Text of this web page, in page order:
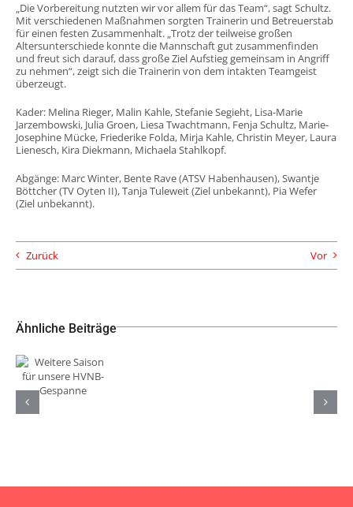
„Die Vorbereitung nutzten wir vor allem für das Team“, sagt Schultz.
Mit verschiedenen Maßnahmen sorgten Trainerin und Betreuerstab
für einen festen Zusammenhalt. „Trotz der teilweise großen
Altersunterschiede konnte die Mannschaft gut zusammenfinden
und freut sich darauf, dass große Ziel Aufstieg gemeinsam in Angriff
zu nehmen“, zeigt sich die Trainerin von dem intakten Teamgeist
überzeugt.
Kader:Melina Rieger, Malin Kahle, Stefanie Segieht, Lisa-Marie
Jarzembowski, Julia Groen, Liesa Twachtmann, Fenja Schultz, Marie-
Josephine Mücke, Friederike Folda, Mirja Kahle, Christin Meyer, Laura
Lienesch, Kira Diekmann, Michaela Stahlkopf.
Abgänge:Marc Winter, Bente Rave (ATSV Habenhausen), Swantje
Böttcher (TV Oyten II), Tanja Tuleweit (Ziel unbekannt), Pia Wefer
(Ziel unbekannt).
Zurück Vor
Ähnliche Beiträge
Saison für
unsere
HVNB-
Gespanne